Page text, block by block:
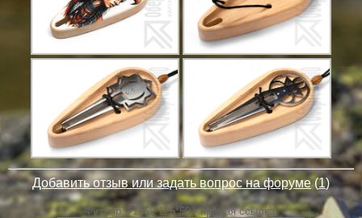
Добавить отзыв или задать вопрос на форуме(1)
Футляр Ф1469 125*50 - прямая ссылка: